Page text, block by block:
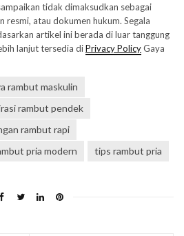
tidak dimaksudkan sebagai
resmi, atau dokumen hukum. Segala
artikel ini berada di luar tanggung
lanjut tersedia diPrivacy PolicyGaya
rambut maskulin
rambut pendek
rambut rapi
pria modern tips rambut pria